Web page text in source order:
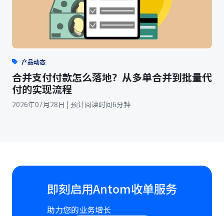
产品动态
合并支付付款怎么落地？从多单合并到批量代
付的实现流程
2026年07月28日 | 预计阅读时间6分钟
即刻启用Antom收单服务
助力您的业务增长